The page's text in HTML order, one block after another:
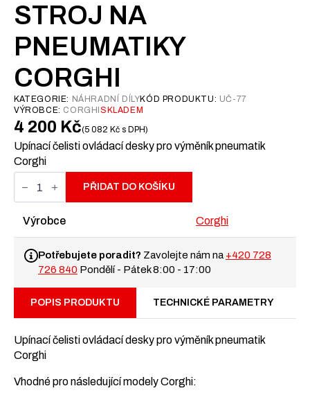
STROJ NA
PNEUMATIKY
CORGHI
KATEGORIE: NÁHRADNÍ DÍLYKÓD PRODUKTU: UČ-77
VÝROBCE: CORGHI SKLADEM
4 200 Kč 5 082 Kč s DPH
Upínací čelisti ovládací desky pro výměník pneumatik
Corghi
Upínací
čelisti
pro
desku
stroj
pneumatiky
Corghi
množství
PŘIDAT DO KOŠÍKU
Výrobce Corghi
Potřebujete poradit? Zavolejte nám na +420 728
726 840 Pondělí - Pátek 8:00 - 17:00
POPIS PRODUKTU TECHNICKÉ PARAMETRY
Upínací čelisti ovládací desky pro výměník pneumatik
Corghi
Vhodné pro následující modely Corghi: